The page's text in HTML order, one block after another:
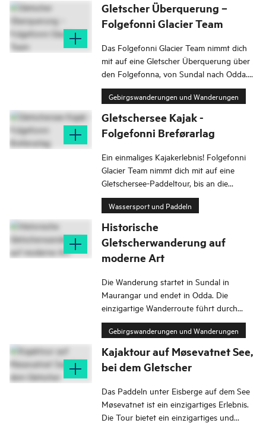
Gletscher Überquerung –
Folgefonni Glacier Team
Das Folgefonni Glacier Team nimmt dich
mit auf eine Gletscher Überquerung über
den Folgefonna, von Sundal nach Odda.
Diese Wanderung mit spektakulärer
Panoramaaussicht ist eine beeindruckende
Route, die bereits seit Mitte des 19.
Jahrhunderts internationale Touristen
anzieht.
Gebirgswanderungen und Wanderungen
Gletschersee Kajak -
Folgefonni Breførarlag
Ein einmaliges Kajakerlebnis! Folgefonni
Glacier Team nimmt dich mit auf eine
Gletschersee-Paddeltour, bis an die
Gletscherkante. Die exklusive Tour führt
dich auf smaragdgrünes Wasser in einer
fantastischen Gletscher Landschaft.
Wassersport und Paddeln
Historische
Gletscherwanderung auf
moderne Art
Die Wanderung startet in Sundal in
Maurangar und endet in Odda. Die
einzigartige Wanderroute führt durch
Kontrasten in Weltklasse. Fjorde,
Wasserfälle, Gletscherführung,
Panoramaaussicht und lokale Geschichten.
Gebirgswanderungen und Wanderungen
Kajaktour auf Møsevatnet See,
bei dem Gletscher
Das Paddeln unter Eisberge auf dem See
Møsevatnet ist ein einzigartiges Erlebnis.
Die Tour bietet ein einzigartiges und